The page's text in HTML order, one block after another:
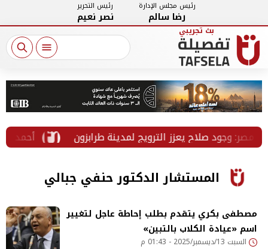
رئيس مجلس الإدارة
رضا سالم
رئيس التحرير
نصر نعيم
أحمد موسى: صلاح يعزز الترويج لمدينة طرابزون
المستشار الدكتور حنفي جبالي
مصطفى بكري يتقدم بطلب إحاطة عاجل لتغيير
اسم «عيادة الكلاب بالتبين»
السبت 13/ديسمبر/2025 - 01:43 م